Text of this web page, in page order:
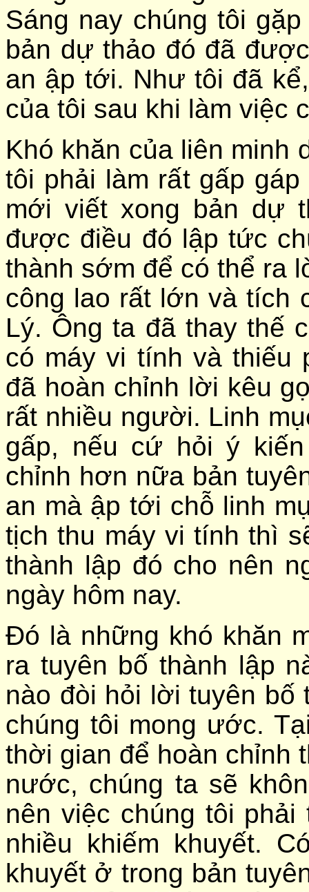
Sáng nay chúng tôi
bản dự thảo đó đã
an ập tới. Như tôi đã
của tôi sau khi làm việc
Khó khăn của liên minh
tôi phải làm rất gấp
mới viết xong bản dự
được điều đó lập tức
thành sớm để có thể ra
công lao rất lớn và tích
Lý. Ông ta đã thay thế
có máy vi tính và thiếu
đã hoàn chỉnh lời kêu
rất nhiều người. Linh
gấp, nếu cứ hỏi ý
chỉnh hơn nữa bản
an mà ập tới chỗ linh
tịch thu máy vi tính thì
thành lập đó cho nên
ngày hôm nay.
Đó là những khó khăn
ra tuyên bố thành lập
nào đòi hỏi lời tuyên bố
chúng tôi mong ước.
thời gian để hoàn chỉnh
nước, chúng ta sẽ
nên việc chúng tôi
nhiều khiếm khuyết.
khuyết ở trong bản